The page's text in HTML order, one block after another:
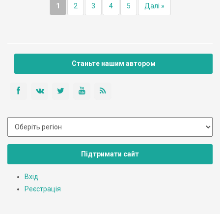
1 2 3 4 5 Далі »
Станьте нашим автором
Підтримати сайт
Вхід
Реєстрація